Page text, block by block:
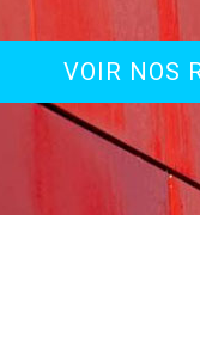
VOIR NOS